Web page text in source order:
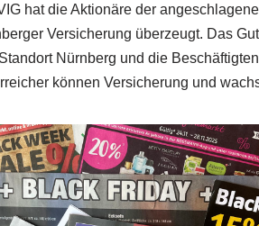
hat die Aktionäre der
Versicherung überzeugt. Das
Nürnberg und die
können Versicherung und